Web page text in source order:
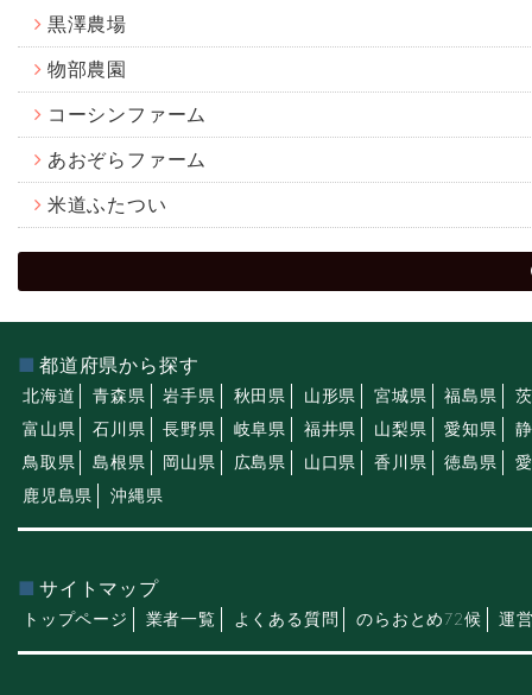
黒澤農場
物部農園
コーシンファーム
あおぞらファーム
米道ふたつい
都道府県から探す
北海道 青森県 岩手県 秋田県 山形県 宮城県 福島県
富山県
石川県 長野県 岐阜県 福井県 山梨県 愛知県
鳥取県
島根県 岡山県 広島県 山口県 香川県 徳島県
鹿児島県
沖縄県
サイトマップ
トップページ 業者一覧 よくある質問 のらおとめ72候 運